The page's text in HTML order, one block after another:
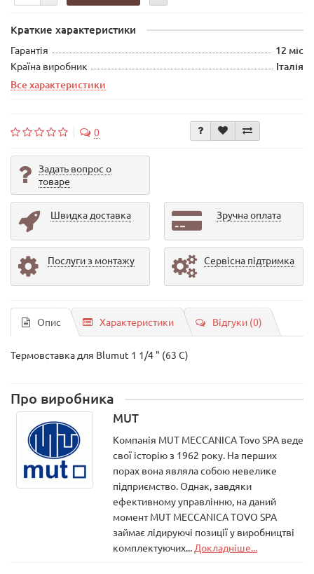
Краткие характеристики
Гарантія 12 міс
Країна виробник
Італія
Все характеристики
0
Задать вопрос о
товаре
Швидка доставка Зручна оплата
Послуги з монтажу Сервісна підтримка
Опис Характеристики Відгуки (0)
Термовставка для Blumut 1 1/4 " (63 С)
Про виробника
MUT
Компанія MUT MECCANICA Tovo SPA веде
свої історію з 1962 року. На перших
порах вона являла собою невелике
підприємство. Однак, завдяки
ефективному управлінню, на даний
момент MUT MECCANICA TOVO SPA
займає лідируючі позиції у виробництві
комплектуючих... Докладніше...